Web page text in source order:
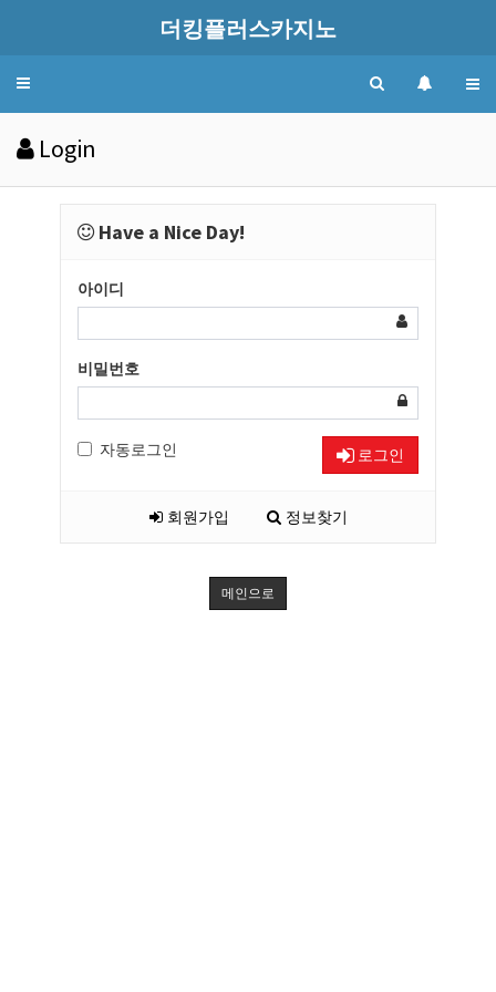
더킹플러스카지노
Toggle
Login
Have a Nice Day!
아이디
비밀번호
자동로그인 로그인
회원가입 정보찾기
메인으로